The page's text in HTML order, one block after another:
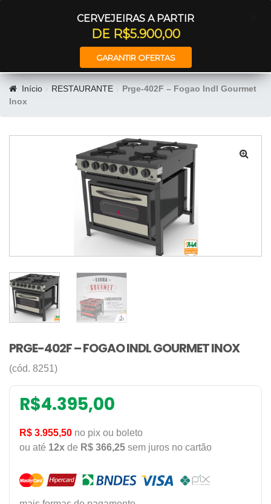
CERVEJEIRAS A PARTIR
DE R$5.900,00
GARANTIR OFERTAS
Início RESTAURANTE
Prge-402F – Fogao Indl Gourmet
Inox
PRGE-402F – FOGAO INDL GOURMET INOX
(cód. 8251)
R$4.395,00
R$ 3.955,50 no pix ou boleto
ou até 12x de R$ 366,25 sem juros no cartão